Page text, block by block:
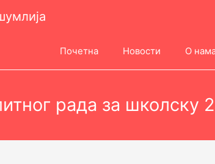
Почетна Новости О
рада за школску